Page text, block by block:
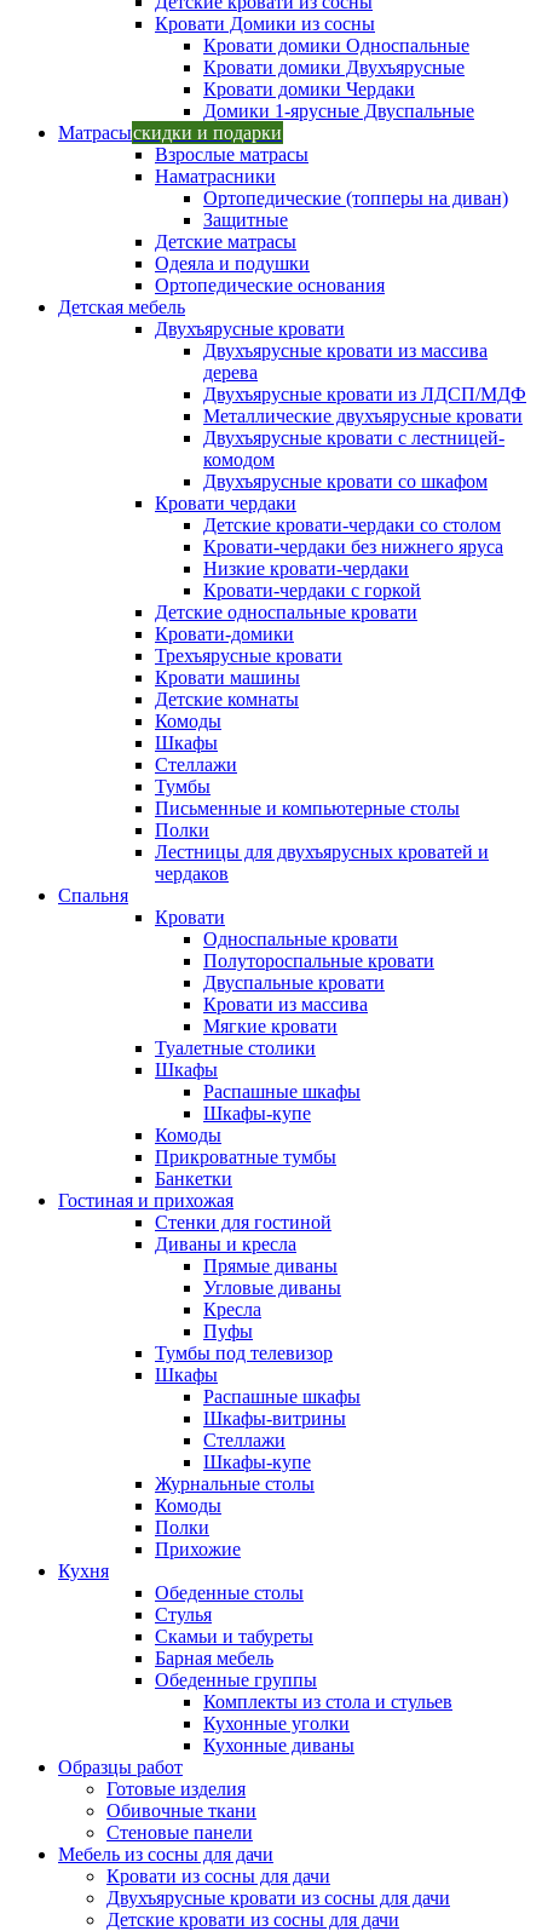
Кровати Домики из сосны
Кровати домики Односпальные
Кровати домики Двухъярусные
Кровати домики Чердаки
Домики 1-ярусные Двуспальные
Матрасыскидки и подарки
Взрослые матрасы
Наматрасники
Ортопедические (топперы на диван)
Защитные
Детские матрасы
Одеяла и подушки
Ортопедические основания
Детская мебель
Двухъярусные кровати
Двухъярусные кровати из массива
дерева
Двухъярусные кровати из ЛДСП/МДФ
Металлические двухъярусные кровати
Двухъярусные кровати с лестницей-
комодом
Двухъярусные кровати со шкафом
Кровати чердаки
Детские кровати-чердаки со столом
Кровати-чердаки без нижнего яруса
Низкие кровати-чердаки
Кровати-чердаки с горкой
Детские односпальные кровати
Кровати-домики
Трехъярусные кровати
Кровати машины
Детские комнаты
Комоды
Шкафы
Стеллажи
Тумбы
Письменные и компьютерные столы
Полки
Лестницы для двухъярусных кроватей и
чердаков
Спальня
Кровати
Односпальные кровати
Полутороспальные кровати
Двуспальные кровати
Кровати из массива
Мягкие кровати
Туалетные столики
Шкафы
Распашные шкафы
Шкафы-купе
Комоды
Прикроватные тумбы
Банкетки
Гостиная и прихожая
Стенки для гостиной
Диваны и кресла
Прямые диваны
Угловые диваны
Кресла
Пуфы
Тумбы под телевизор
Шкафы
Распашные шкафы
Шкафы-витрины
Стеллажи
Шкафы-купе
Журнальные столы
Комоды
Полки
Прихожие
Кухня
Обеденные столы
Стулья
Скамьи и табуреты
Барная мебель
Обеденные группы
Комплекты из стола и стульев
Кухонные уголки
Кухонные диваны
Образцы работ
Готовые изделия
Обивочные ткани
Стеновые панели
Мебель из сосны для дачи
Кровати из сосны для дачи
Двухъярусные кровати из сосны для дачи
Детские кровати из сосны для дачи